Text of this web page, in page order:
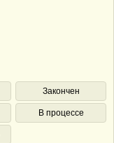
Закончен
В процессе